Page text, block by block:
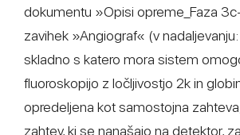
dokumentu »Opisi opreme_Faza
zavihek »Angiograf« (v
skladno s katero mora sistem
fluoroskopijo z ločljivostjo 2k in
opredeljena kot samostojna
zahtev, ki se nanašajo na detektor,